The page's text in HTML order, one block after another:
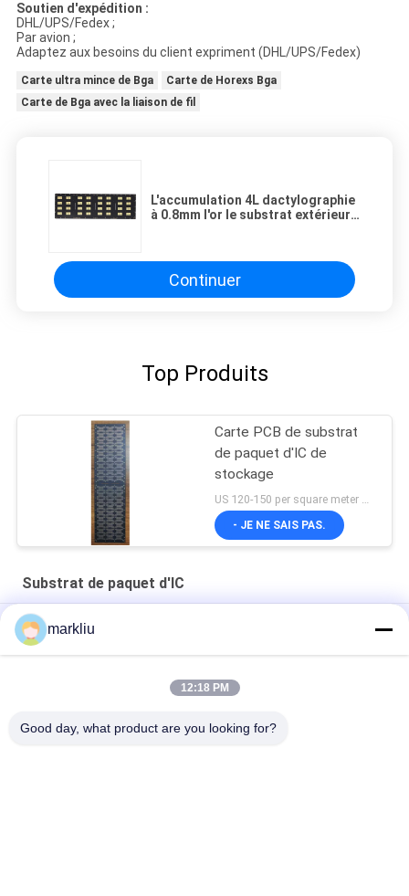
Soutien d'expédition :
DHL/UPS/Fedex ;
Par avion ;
Adaptez aux besoins du client expriment (DHL/UPS/Fedex)
Carte ultra mince de Bga
Carte de Horexs Bga
Carte de Bga avec la liaison de fil
L'accumulation 4L dactylographie
à 0.8mm l'or le substrat extérieur
Continuer
Top Produits
Carte PCB de substrat
de paquet d'IC de
stockage
US 120-150 per square meter MOQ:1 mètre carré
- JE NE SAIS PAS.
Substrat de paquet d'IC
Fabrication matérielle de substrat de BT de marque de Hitachi
Soutien de production de substrat de paquet de Hitachi BT IC
substrat de paquet d'assemblée de 0.15mm IC pour le paquet
markliu
12:18 PM
Good day, what product are you looking for?